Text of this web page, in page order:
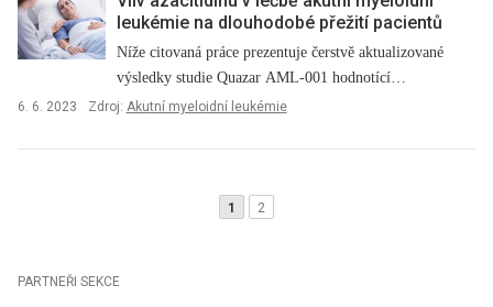
leukémie na dlouhodobé přežití pacientů
Níže citovaná práce prezentuje čerstvě aktualizované
výsledky studie Quazar AML-001 hodnotící…
6. 6. 2023 Zdroj: Akutní myeloidní leukémie
1 2
PARTNEŘI SEKCE